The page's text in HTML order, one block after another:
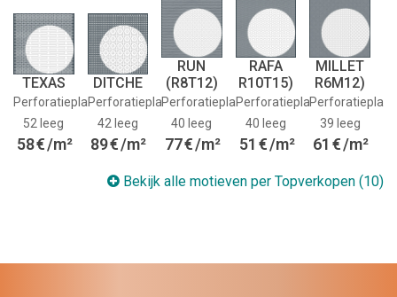
TEXAS
Perforatieplaat:
52 leeg
58€/m²
DITCHE
Perforatieplaat:
42 leeg
89€/m²
RUN
(R8T12)
Perforatieplaat:
40 leeg
77€/m²
RAFA
R10T15)
Perforatieplaat:
40 leeg
51 €/m²
MILLET
R6M12)
39 leeg
61 €/m²
Bekijk alle motieven per Topverkopen (10)